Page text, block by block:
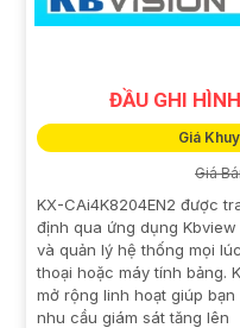
ĐẦU GHI
Giá
Giá
KX-CAi4K8204EN2 được
định qua ứng dụng
và quản lý hệ thống mọi
thoại hoặc máy tính bảng.
mở rộng linh hoạt giúp
nhu cầu giám sát tăng lên